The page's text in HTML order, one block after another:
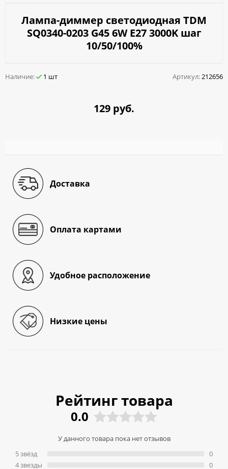
Лампа-диммер светодиодная TDM
SQ0340-0203 G45 6W E27 3000K шаг
10/50/100%
Наличие: 1 шт Артикул:212656
129 руб.
Доставка
Оплата картами
Удобное расположение
Низкие цены
Рейтинг товара
0.0
У данного товара пока нет отзывов
5 звёзд
4 звeзды
0
0